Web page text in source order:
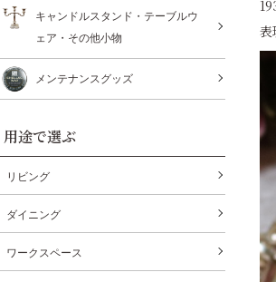
表
キャンドルスタンド・テーブルウ
ェア・その他小物
メンテナンスグッズ
用途で選ぶ
リビング
ダイニング
ワークスペース